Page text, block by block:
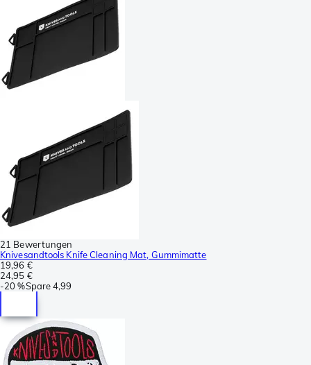
21 Bewertungen
Knivesandtools Knife Cleaning Mat, Gummimatte
19,96 €
24,95 €
-20 %Spare4,99